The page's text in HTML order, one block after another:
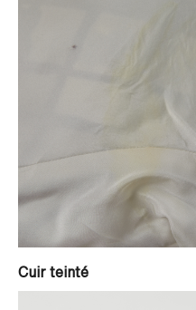
Cuir teinté